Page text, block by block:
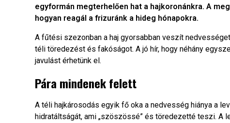
egyformán megterhelően hat a hajkoronánkra. A
hogyan reagál a frizuránk a hideg hónapokra.
A fűtési szezonban a haj gyorsabban veszít
téli töredezést és fakóságot. A jó hír, hogy néhány
javulást érhetünk el.
Pára mindenek felett
A téli hajkárosodás egyik fő oka a nedvesség hiánya a
hidratáltságát, ami „szöszössé” és töredezetté teszi.